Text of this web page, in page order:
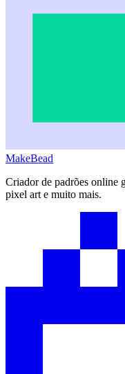
MakeBead
Criador de padrões online
pixel art e muito mais.